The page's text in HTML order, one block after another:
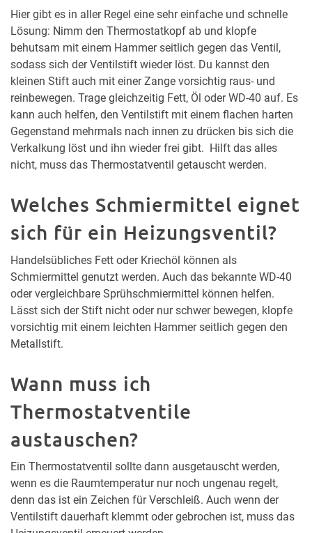
Hier gibt es in aller Regel eine sehr einfache und schnelle
Lösung: Nimm den Thermostatkopf ab und klopfe
behutsam mit einem Hammer seitlich gegen das Ventil,
sodass sich der Ventilstift wieder löst. Du kannst den
kleinen Stift auch mit einer Zange vorsichtig raus- und
reinbewegen. Trage gleichzeitig Fett, Öl oder WD-40 auf. Es
kann auch helfen, den Ventilstift mit einem flachen harten
Gegenstand mehrmals nach innen zu drücken bis sich die
Verkalkung löst und ihn wieder frei gibt. Hilft das alles
nicht, muss das Thermostatventil getauscht werden.
Welches Schmiermittel eignet
sich für ein Heizungsventil?
Handelsübliches Fett oder Kriechöl können als
Schmiermittel genutzt werden. Auch das bekannte WD-40
oder vergleichbare Sprühschmiermittel können helfen.
Lässt sich der Stift nicht oder nur schwer bewegen, klopfe
vorsichtig mit einem leichten Hammer seitlich gegen den
Metallstift.
Wann muss ich
Thermostatventile
austauschen?
Ein Thermostatventil sollte dann ausgetauscht werden,
wenn es die Raumtemperatur nur noch ungenau regelt,
denn das ist ein Zeichen für Verschleiß. Auch wenn der
Ventilstift dauerhaft klemmt oder gebrochen ist, muss das